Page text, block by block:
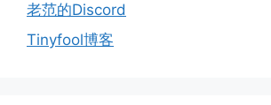
老范的Discord
Tinyfool博客